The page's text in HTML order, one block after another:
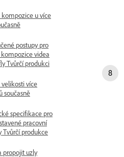
u více
postupy pro
videa
Tvůrčí produkci
více
současně
specifikace pro
pracovní
Tvůrčí produkce
propojit uzly